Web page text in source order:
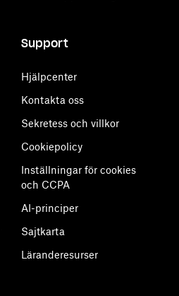
Support
Hjälpcenter
Kontakta oss
Sekretess och villkor
Cookiepolicy
Inställningar för cookies
och CCPA
AI-principer
Sajtkarta
Läranderesurser